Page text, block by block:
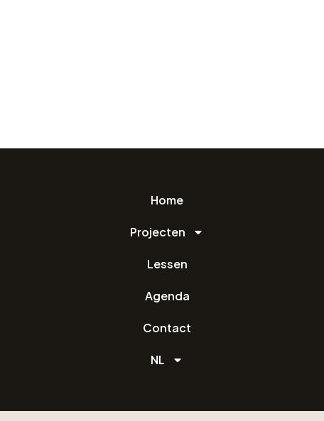
Home
Projecten
Lessen
Agenda
Contact
NL